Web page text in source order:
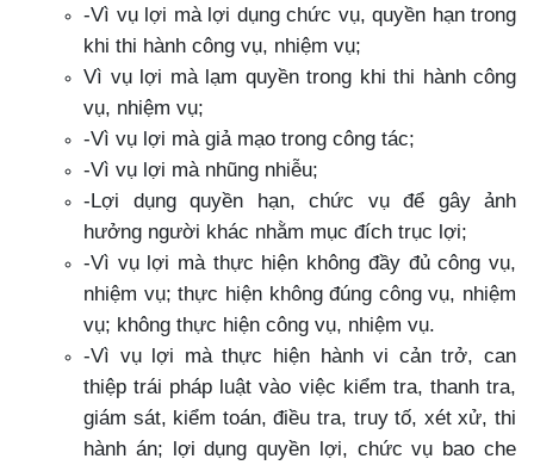
-Vì vụ lợi mà lợi dụng chức vụ, quyền hạn trong
khi thi hành công vụ, nhiệm vụ;
Vì vụ lợi mà lạm quyền trong khi thi hành công
vụ, nhiệm vụ;
-Vì vụ lợi mà giả mạo trong công tác;
-Vì vụ lợi mà nhũng nhiễu;
-Lợi dụng quyền hạn, chức vụ để gây ảnh
hưởng người khác nhằm mục đích trục lợi;
-Vì vụ lợi mà thực hiện không đầy đủ công vụ,
nhiệm vụ; thực hiện không đúng công vụ, nhiệm
vụ; không thực hiện công vụ, nhiệm vụ.
-Vì vụ lợi mà thực hiện hành vi cản trở, can
thiệp trái pháp luật vào việc kiểm tra, thanh tra,
giám sát, kiểm toán, điều tra, truy tố, xét xử, thi
hành án; lợi dụng quyền lợi, chức vụ bao che